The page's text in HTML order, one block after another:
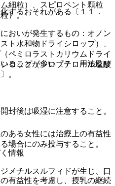
細粒）、スピロペント顆粒
）。
おいが発生するもの：オノン
ト水和物ドライシロップ）、
ペミロラストカリウムドライ
ロップ（ツロブテロール塩酸
封後は吸湿に注意すること。
情報
メチルスルフィドが生じ、口
するおそれがある〔１１．
ることが多い〔７．用法及び
。
ある女性には治療上の有益性
場合にのみ投与すること。
有益性を考慮し、授乳の継続